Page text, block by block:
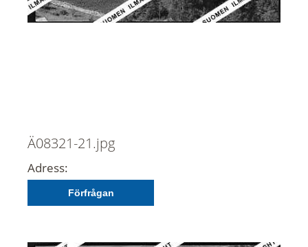
Ä08321-21.jpg
Adress:
Förfrågan